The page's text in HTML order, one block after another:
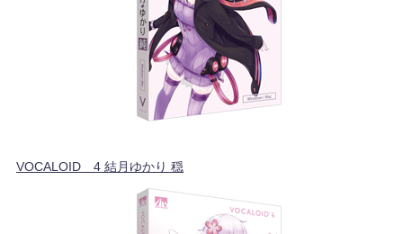
VOCALOID™4 結月ゆかり 穏